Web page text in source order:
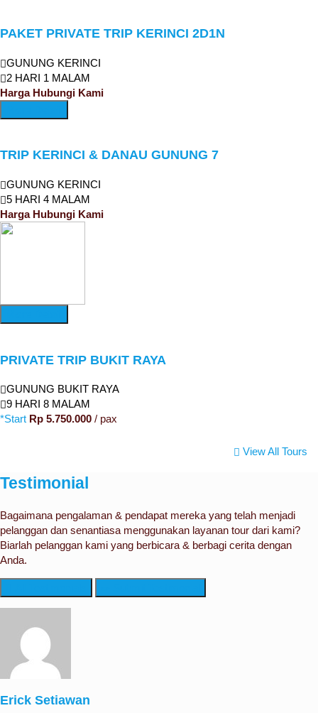
PAKET PRIVATE TRIP KERINCI 2D1N
GUNUNG KERINCI
2 HARI 1 MALAM
Harga Hubungi Kami
TRIP KERINCI & DANAU GUNUNG 7
GUNUNG KERINCI
5 HARI 4 MALAM
Harga Hubungi Kami
PRIVATE TRIP BUKIT RAYA
GUNUNG BUKIT RAYA
9 HARI 8 MALAM
*Start Rp 5.750.000 / pax
View All Tours
Testimonial
Bagaimana pengalaman & pendapat mereka yang telah menjadi
pelanggan dan senantiasa menggunakan layanan tour dari kami?
Biarlah pelanggan kami yang berbicara & berbagi cerita dengan
Anda.
Erick Setiawan